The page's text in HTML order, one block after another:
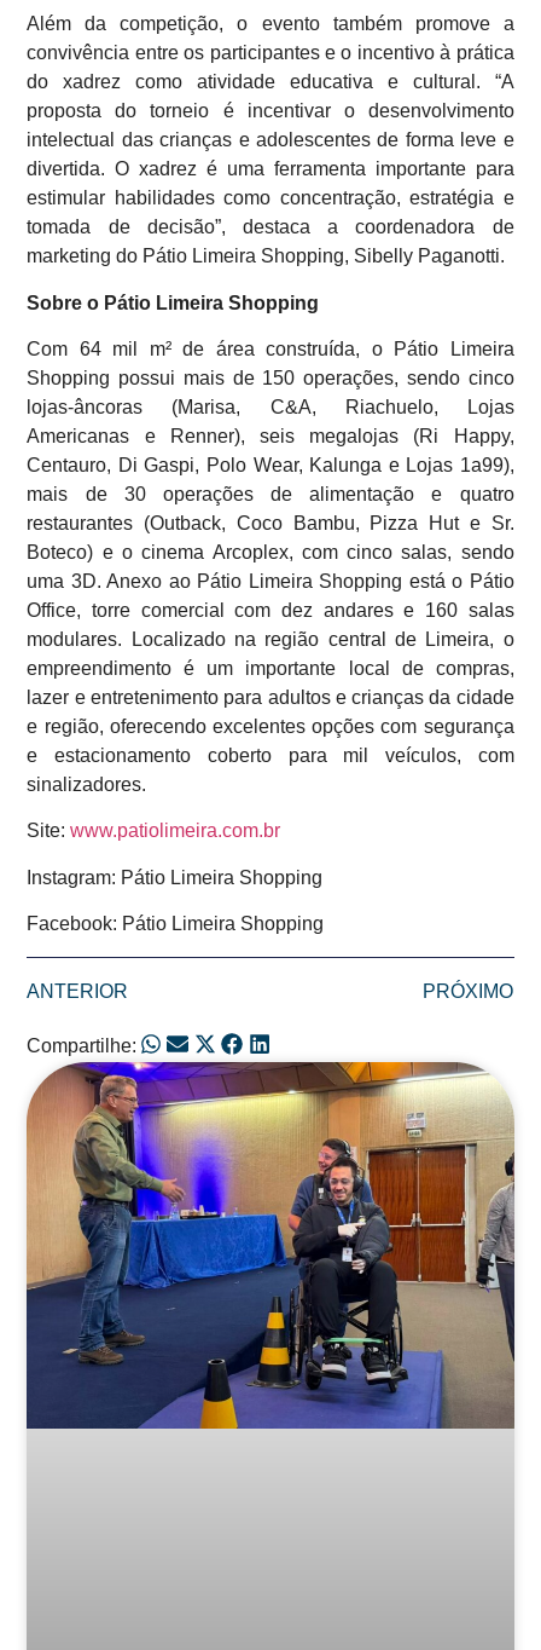
Além da competição, o evento também promove a
convivência entre os participantes e o incentivo à prática
do xadrez como atividade educativa e cultural. “A
proposta do torneio é incentivar o desenvolvimento
intelectual das crianças e adolescentes de forma leve e
divertida. O xadrez é uma ferramenta importante para
estimular habilidades como concentração, estratégia e
tomada de decisão”, destaca a coordenadora de
marketing do Pátio Limeira Shopping, Sibelly Paganotti.
Sobre o Pátio Limeira Shopping
Com 64 mil m² de área construída, o Pátio Limeira
Shopping possui mais de 150 operações, sendo cinco
lojas-âncoras (Marisa, C&A, Riachuelo, Lojas
Americanas e Renner), seis megalojas (Ri Happy,
Centauro, Di Gaspi, Polo Wear, Kalunga e Lojas 1a99),
mais de 30 operações de alimentação e quatro
restaurantes (Outback, Coco Bambu, Pizza Hut e Sr.
Boteco) e o cinema Arcoplex, com cinco salas, sendo
uma 3D. Anexo ao Pátio Limeira Shopping está o Pátio
Office, torre comercial com dez andares e 160 salas
modulares. Localizado na região central de Limeira, o
empreendimento é um importante local de compras,
lazer e entretenimento para adultos e crianças da cidade
e região, oferecendo excelentes opções com segurança
e estacionamento coberto para mil veículos, com
sinalizadores.
Site:www.patiolimeira.com.br
Instagram: Pátio Limeira Shopping
Facebook: Pátio Limeira Shopping
ANTERIOR PRÓXIMO
Compartilhe:
Posts Relacionados